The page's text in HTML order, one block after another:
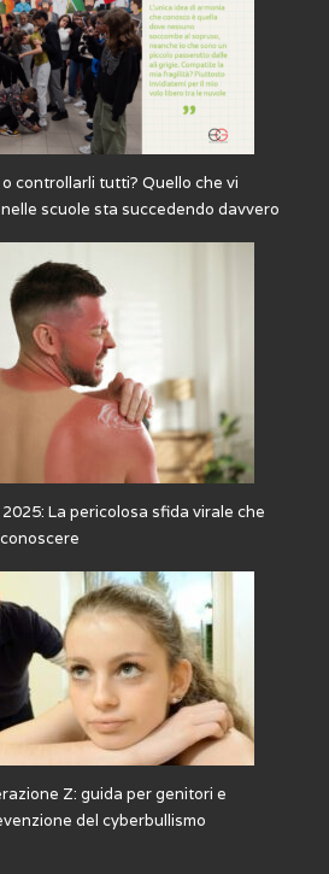
controllarli tutti? Quello che vi
scuole sta succedendo davvero
La pericolosa sfida virale che
Z: guida per genitori e
del cyberbullismo